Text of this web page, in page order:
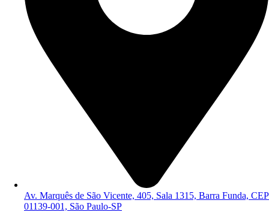
Av. Marquês de São Vicente, 405, Sala 1315, Barra Funda, CEP
01139-001, São Paulo-SP